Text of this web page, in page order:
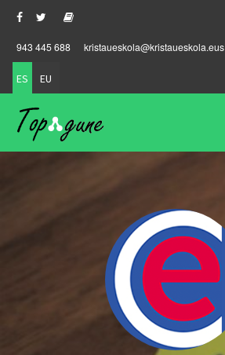
943 445 688 kristaueskola@kristaueskola.eus
ES EU